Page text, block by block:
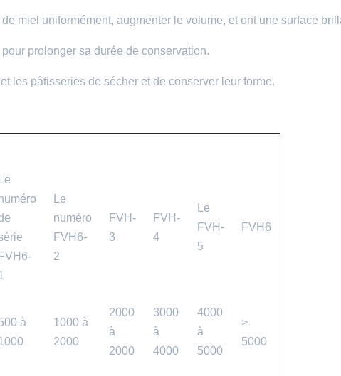
miel uniformément, augmenter le volume, et ont une surface
prolonger sa durée de conservation.
les pâtisseries de sécher et de conserver leur forme.
Le
FVH6-
Le
numéro
FVH6-
2
FVH-
3
FVH-
4
Le
FVH-
5
FVH6
à
1000 à
2000
2000
à
2000
3000
à
4000
4000
à
5000
>
5000